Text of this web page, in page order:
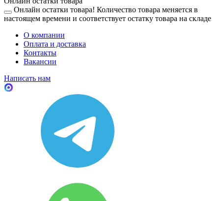
Онлайн остатки товара! Количество товара меняется в
настоящем времени и соответствует остатку товара на складе
О компании
Оплата и доставка
Контакты
Вакансии
Написать нам